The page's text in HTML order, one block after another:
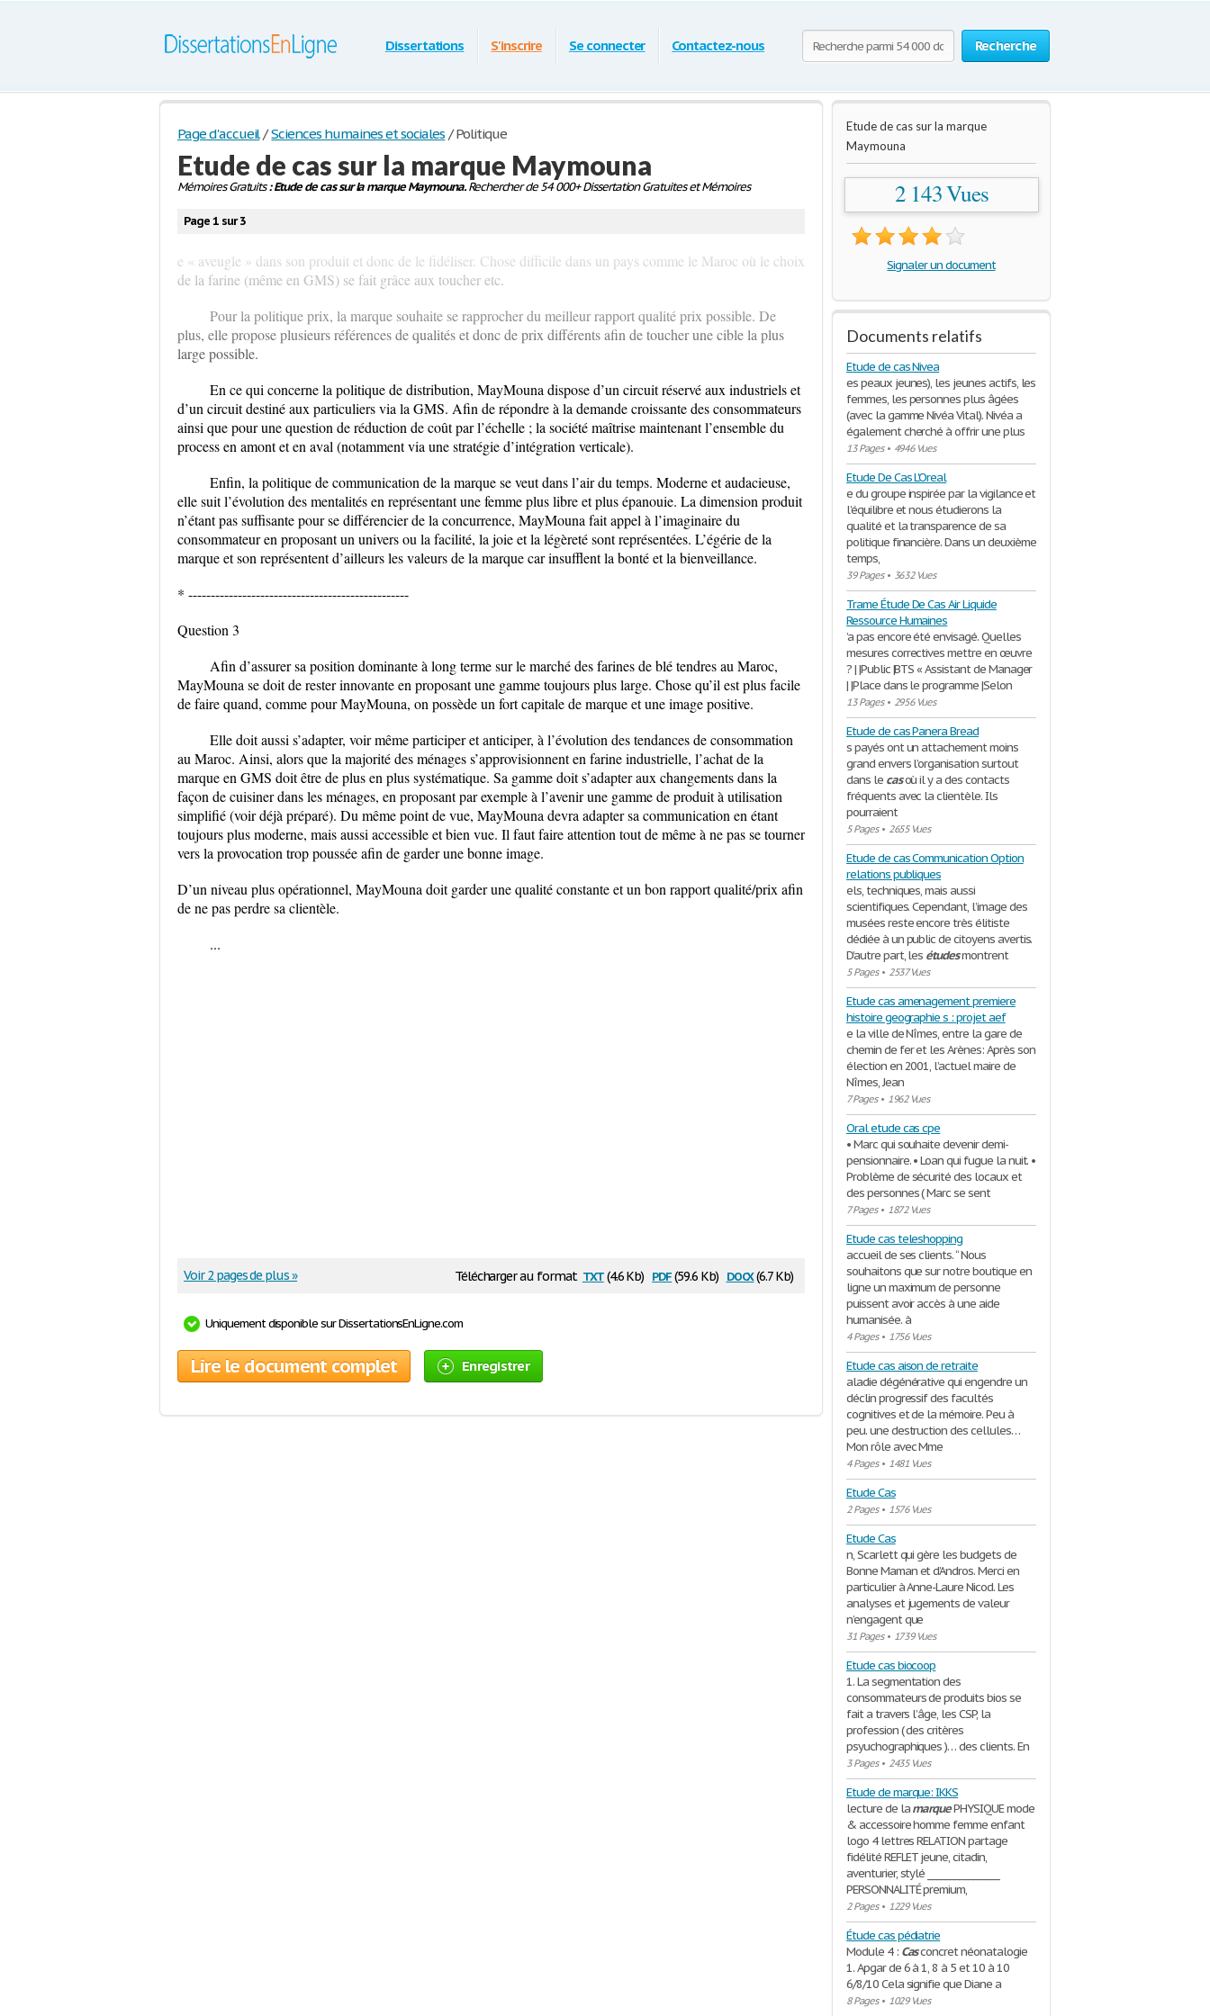
Recherche
Dissertations S'inscrire Se connecter Contactez-nous
Page d'accueil / Sciences humaines et sociales /Politique
Etude de cas sur la marque Maymouna
Mémoires Gratuits: Etude de cas sur la marque Maymouna.Rechercher de 54 000+ Dissertation Gratuites et Mémoires
Page 1 sur 3
e « aveugle » dans son produit et donc de le fidéliser. Chose difficile dans un pays comme le Maroc où le choix
de la farine (même en GMS) se fait grâce aux toucher etc.
Pour la politique prix, la marque souhaite se rapprocher du meilleur rapport qualité prix possible. De
plus, elle propose plusieurs références de qualités et donc de prix différents afin de toucher une cible la plus
large possible.
En ce qui concerne la politique de distribution, MayMouna dispose d’un circuit réservé aux industriels et
d’un circuit destiné aux particuliers via la GMS. Afin de répondre à la demande croissante des consommateurs
ainsi que pour une question de réduction de coût par l’échelle ; la société maîtrise maintenant l’ensemble du
process en amont et en aval (notamment via une stratégie d’intégration verticale).
Enfin, la politique de communication de la marque se veut dans l’air du temps. Moderne et audacieuse,
elle suit l’évolution des mentalités en représentant une femme plus libre et plus épanouie. La dimension produit
n’étant pas suffisante pour se différencier de la concurrence, MayMouna fait appel à l’imaginaire du
consommateur en proposant un univers ou la facilité, la joie et la légèreté sont représentées. L’égérie de la
marque et son représentent d’ailleurs les valeurs de la marque car insufflent la bonté et la bienveillance.
* -------------------------------------------------
Question 3
Afin d’assurer sa position dominante à long terme sur le marché des farines de blé tendres au Maroc,
MayMouna se doit de rester innovante en proposant une gamme toujours plus large. Chose qu’il est plus facile
de faire quand, comme pour MayMouna, on possède un fort capitale de marque et une image positive.
Elle doit aussi s’adapter, voir même participer et anticiper, à l’évolution des tendances de consommation
au Maroc. Ainsi, alors que la majorité des ménages s’approvisionnent en farine industrielle, l’achat de la
marque en GMS doit être de plus en plus systématique. Sa gamme doit s’adapter aux changements dans la
façon de cuisiner dans les ménages, en proposant par exemple à l’avenir une gamme de produit à utilisation
simplifié (voir déjà préparé). Du même point de vue, MayMouna devra adapter sa communication en étant
toujours plus moderne, mais aussi accessible et bien vue. Il faut faire attention tout de même à ne pas se tourner
vers la provocation trop poussée afin de garder une bonne image.
D’un niveau plus opérationnel, MayMouna doit garder une qualité constante et un bon rapport qualité/prix afin
de ne pas perdre sa clientèle.
...
Télécharger au format txt(4.6 Kb) pdf(59.6 Kb) docx(6.7 Kb)
Voir 2 pages de plus »
Uniquement disponible sur DissertationsEnLigne.com
Lire le document complet Enregistrer
Etude de cas sur la marque
Maymouna
2 143 Vues
Signaler un document
Documents relatifs
Etude de cas Nivea
es peaux jeunes), les jeunes actifs, les
femmes, les personnes plus âgées
(avec la gamme Nivéa Vital). Nivéa a
également cherché à offrir une plus
13 Pages• 4946 Vues
Etude De Cas L'Oreal
e du groupe inspirée par la vigilance et
l’équilibre et nous étudierons la
qualité et la transparence de sa
politique financière. Dans un deuxième
temps,
39 Pages• 3632 Vues
Trame Étude De Cas Air Liquide
Ressource Humaines
’a pas encore été envisagé. Quelles
mesures correctives mettre en œuvre
? | |Public |BTS « Assistant de Manager
| |Place dans le programme |Selon
13 Pages• 2956 Vues
Etude de cas Panera Bread
s payés ont un attachement moins
grand envers l’organisation surtout
dans le casoù il y a des contacts
fréquents avec la clientèle. Ils
pourraient
5 Pages• 2655 Vues
Etude de cas Communication Option
relations publiques
els, techniques, mais aussi
scientifiques. Cependant, l’image des
musées reste encore très élitiste
dédiée à un public de citoyens avertis.
D’autre part, les étudesmontrent
5 Pages• 2537 Vues
Etude cas amenagement premiere
histoire geographie s : projet aef
e la ville de Nîmes, entre la gare de
chemin de fer et les Arènes: Après son
élection en 2001, l’actuel maire de
Nîmes, Jean
7 Pages• 1962 Vues
Oral etude cas cpe
• Marc qui souhaite devenir demi-
pensionnaire. • Loan qui fugue la nuit. •
Problème de sécurité des locaux et
des personnes ( Marc se sent
7 Pages• 1872 Vues
Etude cas teleshopping
accueil de ses clients. “ Nous
souhaitons que sur notre boutique en
ligne un maximum de personne
puissent avoir accès à une aide
humanisée. à
4 Pages• 1756 Vues
Etude cas aison de retraite
aladie dégénérative qui engendre un
déclin progressif des facultés
cognitives et de la mémoire. Peu à
peu. une destruction des cellules…
Mon rôle avec Mme
4 Pages• 1481 Vues
Etude Cas
2 Pages• 1576 Vues
Etude Cas
n, Scarlett qui gère les budgets de
Bonne Maman et d’Andros. Merci en
particulier à Anne-Laure Nicod. Les
analyses et jugements de valeur
n’engagent que
31 Pages• 1739 Vues
Etude cas biocoop
1. La segmentation des
consommateurs de produits bios se
fait a travers l’âge, les CSP, la
profession ( des critères
psyuchographiques )… des clients. En
3 Pages• 2435 Vues
Etude de marque: IKKS
lecture de lamarquePHYSIQUE mode
& accessoire homme femme enfant
logo 4 lettres RELATION partage
fidélité REFLET jeune, citadin,
aventurier, stylé ________________
PERSONNALITÉ premium,
2 Pages• 1229 Vues
Étude cas pédiatrie
Module 4 : Casconcret néonatalogie
1. Apgar de 6 à 1, 8 à 5 et 10 à 10
6/8/10 Cela signifie que Diane a
8 Pages• 1029 Vues